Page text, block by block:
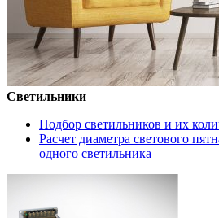
Светильники
Подбор светильников и их
Расчет диаметра светового
одного светильника